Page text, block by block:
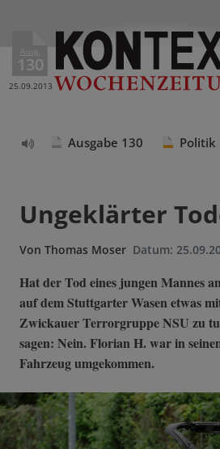
Ausg.
130
25.09.2013
Ausgabe 130 Politik
Ungeklärter
Von Thomas Moser Datum:
Hat der Tod eines jungen Mannes
auf dem Stuttgarter Wasen etwas
Zwickauer Terrorgruppe NSU zu
sagen: Nein. Florian H. war in
Fahrzeug umgekommen.